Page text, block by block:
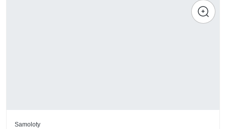
Samoloty